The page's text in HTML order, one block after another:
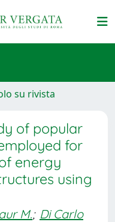
su rivista
of popular
for
energy
using
M.; Di Carlo